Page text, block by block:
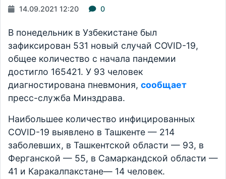
14.09.2021 12:20 0
В понедельник в Узбекистане был
зафиксирован 531 новый случай COVID-19,
общее количество с начала пандемии
достигло 165421. У 93 человек
диагностирована пневмония, сообщает
пресс-служба Минздрава.
Наибольшее количество инфицированных
COVID-19 выявлено в Ташкенте — 214
заболевших, в Ташкентской области — 93, в
Ферганской — 55, в Самаркандской области —
41 и Каракалпакстане— 14 человек.